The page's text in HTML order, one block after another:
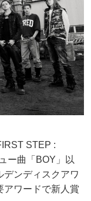
STEP :
ー曲「BOY」以
デンディスクアワ
アワードで新人賞